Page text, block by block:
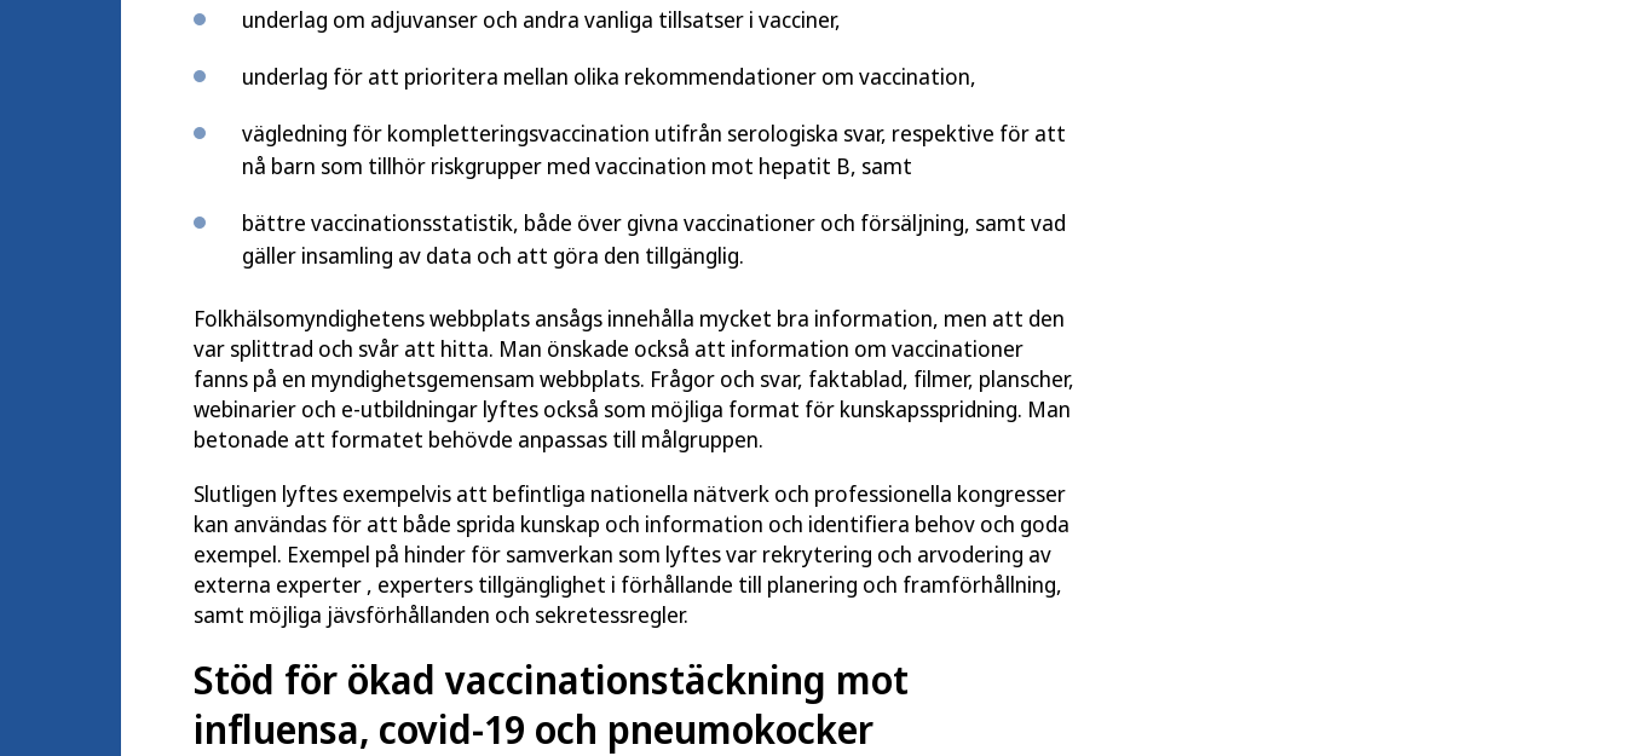
underlag om adjuvanser och andra vanliga tillsatser i vacciner,
underlag för att prioritera mellan olika rekommendationer om vaccination,
vägledning för kompletteringsvaccination utifrån serologiska svar, respektive för att
nå barn som tillhör riskgrupper med vaccination mot hepatit B, samt
bättre vaccinationsstatistik, både över givna vaccinationer och försäljning, samt vad
gäller insamling av data och att göra den tillgänglig.
Folkhälsomyndighetens webbplats ansågs innehålla mycket bra information, men att den
var splittrad och svår att hitta. Man önskade också att information om vaccinationer
fanns på en myndighetsgemensam webbplats. Frågor och svar, faktablad, filmer, planscher,
webinarier och e-utbildningar lyftes också som möjliga format för kunskapsspridning. Man
betonade att formatet behövde anpassas till målgruppen.
Slutligen lyftes exempelvis att befintliga nationella nätverk och professionella kongresser
kan användas för att både sprida kunskap och information och identifiera behov och goda
exempel. Exempel på hinder för samverkan som lyftes var rekrytering och arvodering av
externa experter , experters tillgänglighet i förhållande till planering och framförhållning,
samt möjliga jävsförhållanden och sekretessregler.
Stöd för ökad vaccinationstäckning mot
influensa, covid-19 och pneumokocker